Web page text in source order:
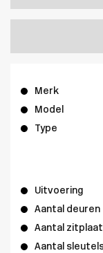
Merk
Model
Type
Uitvoering
Aantal deuren
Aantal
Aantal